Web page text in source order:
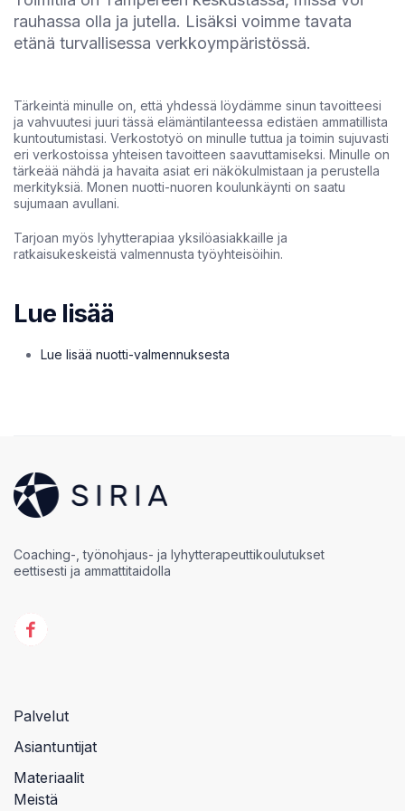
rauhassa olla ja jutella. Lisäksi voimme tavata
etänä turvallisessa verkkoympäristössä.
Tärkeintä minulle on, että yhdessä löydämme sinun tavoitteesi
ja vahvuutesi juuri tässä elämäntilanteessa edistäen ammatillista
kuntoutumistasi. Verkostotyö on minulle tuttua ja toimin sujuvasti
eri verkostoissa yhteisen tavoitteen saavuttamiseksi. Minulle on
tärkeää nähdä ja havaita asiat eri näkökulmistaan ja perustella
merkityksiä. Monen nuotti-nuoren koulunkäynti on saatu
sujumaan avullani.
Tarjoan myös lyhytterapiaa yksilöasiakkaille ja
ratkaisukeskeistä valmennusta työyhteisöihin.
Lue lisää
Lue lisää nuotti-valmennuksesta
Coaching-, työnohjaus- ja lyhytterapeuttikoulutukset
eettisesti ja ammattitaidolla
Palvelut
Asiantuntijat
Materiaalit
Meistä